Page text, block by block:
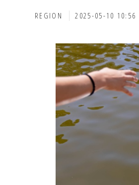
REGION 2025-05-10 10:56